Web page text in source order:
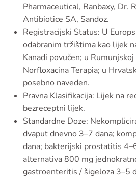
Pharmaceutical, Ranbaxy, Dr.
Antibiotice SA, Sandoz.
Registracijski Status: U
odabranim tržištima kao lijek
Kanadi povučen; u
Norfloxacina Terapia; u
posebno naveden.
Pravna Klasifikacija: Lijek na
bezreceptni lijek.
Standardne Doze:
dvaput dnevno 3–7 dana;
dana; bakterijski prostatitis
alternativa 800 mg
gastroenteritis / šigeloza 3–5